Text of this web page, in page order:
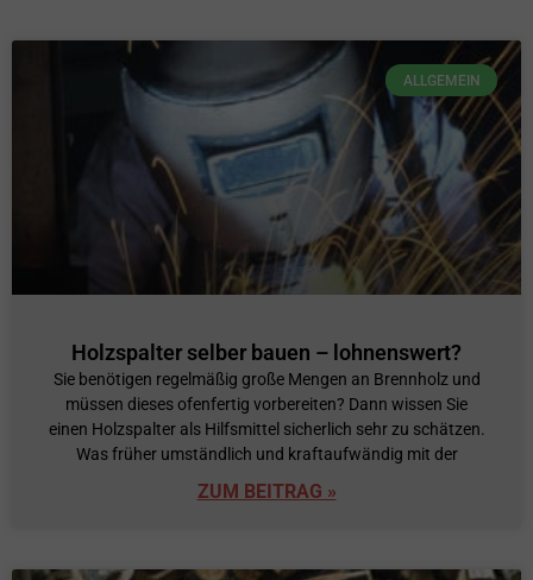
ALLGEMEIN
Holzspalter selber bauen – lohnenswert?
Sie benötigen regelmäßig große Mengen an Brennholz und
müssen dieses ofenfertig vorbereiten? Dann wissen Sie
einen Holzspalter als Hilfsmittel sicherlich sehr zu schätzen.
Was früher umständlich und kraftaufwändig mit der
ZUM BEITRAG »